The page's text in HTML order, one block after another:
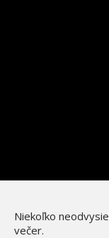
Niekoľko
večer.